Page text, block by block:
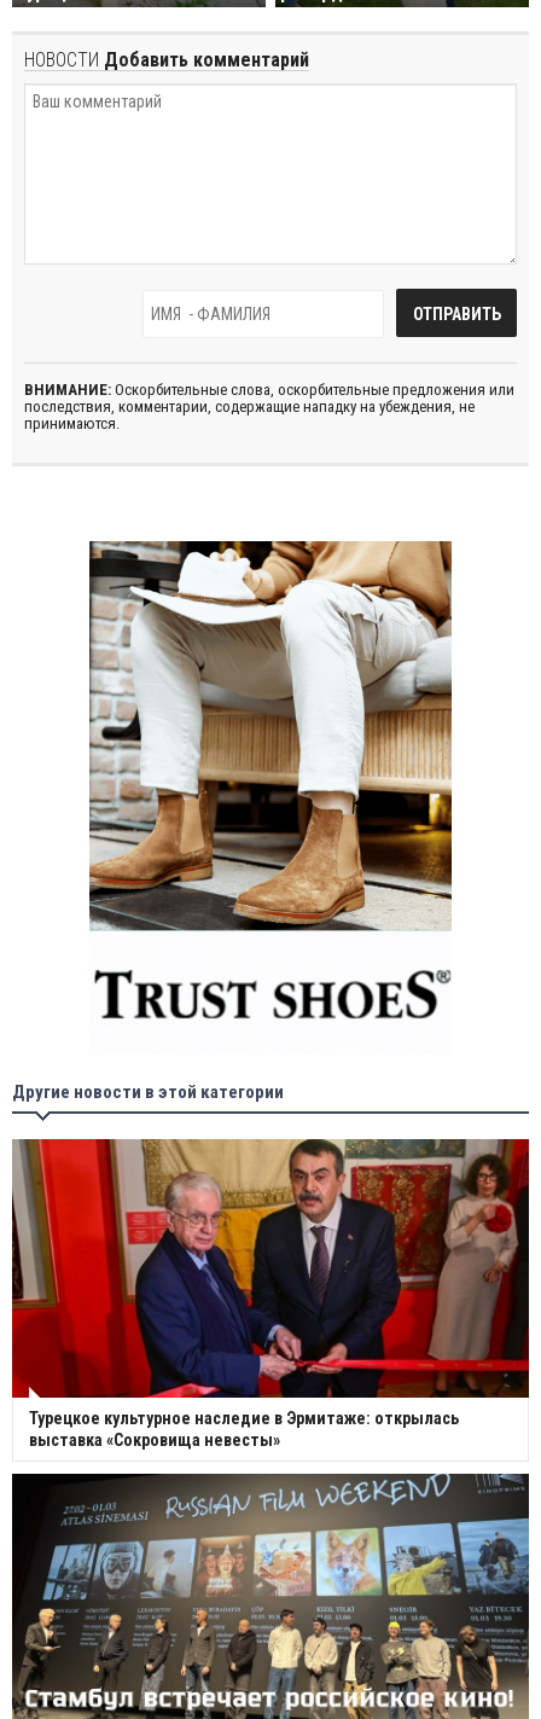
НОВОСТИ Добавить комментарий
ВНИМАНИЕ: Оскорбительные слова, оскорбительные предложения или
последствия, комментарии, содержащие нападку на убеждения, не
принимаются.
Другие новости в этой категории
Турецкое культурное наследие в Эрмитаже: открылась
выставка «Сокровища невесты»